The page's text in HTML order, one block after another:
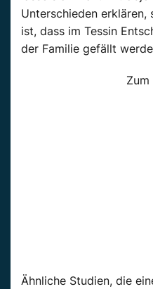
Unterschieden erklären,
ist, dass im Tessin
der Familie gefällt
Zum
Ähnliche Studien, die